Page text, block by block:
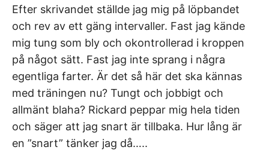
Efter skrivandet ställde jag mig på löpbandet
och rev av ett gäng intervaller. Fast jag kände
mig tung som bly och okontrollerad i kroppen
på något sätt. Fast jag inte sprang i några
egentliga farter. Är det så här det ska kännas
med träningen nu? Tungt och jobbigt och
allmänt blaha? Rickard peppar mig hela tiden
och säger att jag snart är tillbaka. Hur lång är
en ”snart” tänker jag då…..